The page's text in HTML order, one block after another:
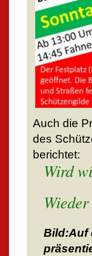
Auch die
des
berichtet:
Wird
Bild:Auf